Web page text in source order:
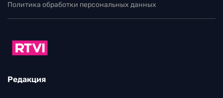
Политика обработки персональных данных
Редакция